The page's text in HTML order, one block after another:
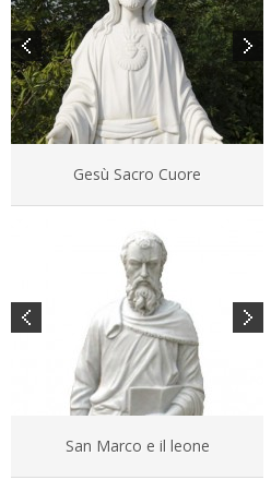
Gesù Sacro Cuore
San Marco e il leone